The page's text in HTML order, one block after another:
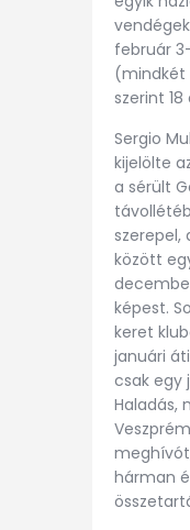
február
(mindkét
szerint 18
Sergio
kijelölte
a sérült
szerepel,
között
képest.
keret
januári
csak egy
Haladás,
hárman